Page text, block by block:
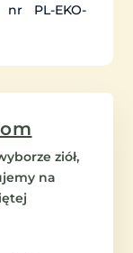
nr PL-EKO-
ziół,
na